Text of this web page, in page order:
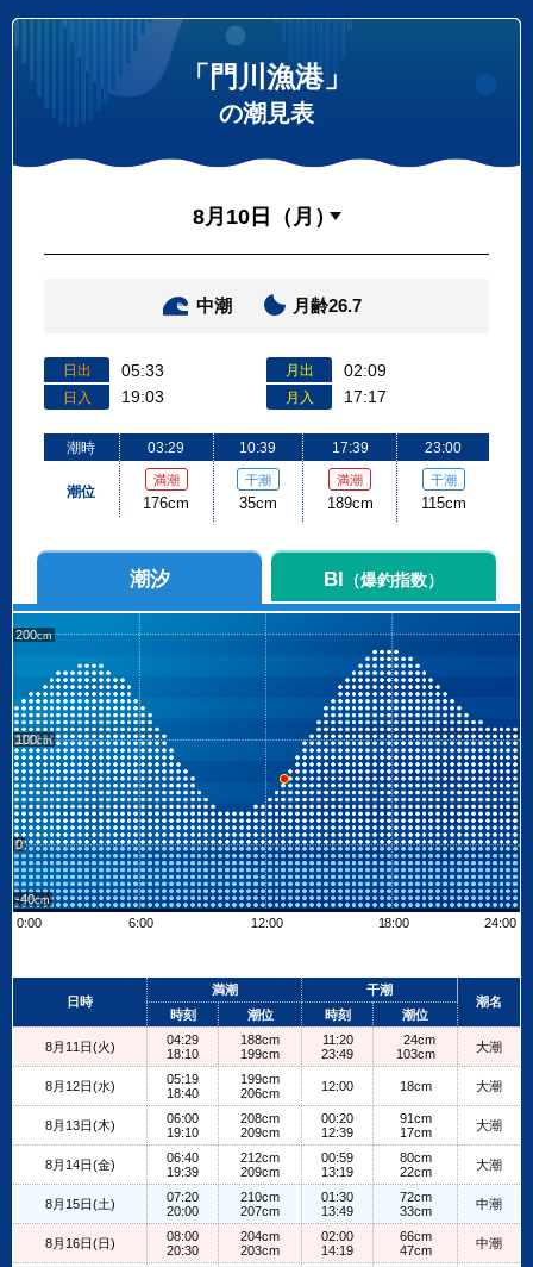
「門川漁港」
の潮見表
中潮 月齢26.7
日出 05:33
日入 19:03
月出 02:09
月入 17:17
潮時
潮位
03:29
満潮
176cm
10:39
干潮
35cm
17:39
満潮
189cm
23:00
干潮
115cm
潮汐 BI （爆釣指数）
200
100
0
-40
0:00
6:00 12:00 18:00 24:00
+
日時
満潮
干潮
潮名
時刻
潮位 時刻 潮位
8月11日(火)
04:29
18:10
188cm
199cm
11:20
23:49
24cm
103cm
大潮
8月12日(水)
05:19
18:40
199cm
206cm
12:00 18cm 大潮
8月13日(木)
06:00
19:10
208cm
209cm
00:20
12:39
91cm
17cm
大潮
8月14日(金)
06:40
19:39
212cm
209cm
00:59
13:19
80cm
22cm
大潮
8月15日(土)
07:20
20:00
210cm
207cm
01:30
13:49
72cm
33cm
中潮
8月16日(日)
08:00
20:30
204cm
203cm
02:00
14:19
66cm
47cm
中潮